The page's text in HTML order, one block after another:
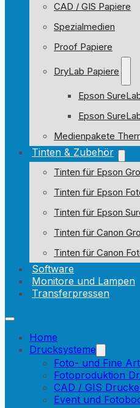
CAD / GIS Papiere
Spezialmedien
Proof Papiere
DryLab Papiere
Epson
Epson
Medienpakete
Tinten & Zubehör
Tinten für Epson
Tinten für Epson
Tinten für Epson
Tinten für Canon
Tinten für Canon
Software
Monitore und Lampen
Transferpressen
Home
Drucksysteme
Foto- und Fine
Fotoproduktion
CAD / GIS
Event und